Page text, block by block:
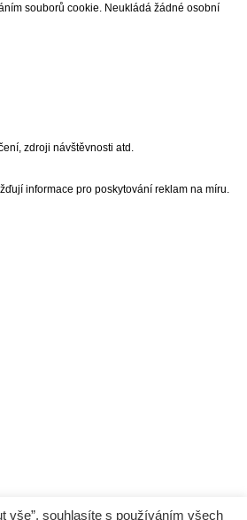
vše”, souhlasíte s používáním všech
souborů cookie. Neukládá žádné osobní
zdroji návštěvnosti atd.
informace pro poskytování reklam na míru.